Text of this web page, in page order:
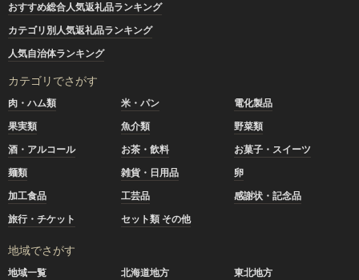
おすすめ総合人気返礼品ランキング
カテゴリ別人気返礼品ランキング
人気自治体ランキング
カテゴリでさがす
肉・ハム類 米・パン
電化製品
果実類
魚介類
野菜類
酒・アルコール
お茶・飲料
お菓子・スイーツ
麺類
雑貨・日用品
卵
加工食品
工芸品
感謝状・記念品
旅行・チケット
セット類 その他
地域でさがす
地域一覧 北海道地方
東北地方